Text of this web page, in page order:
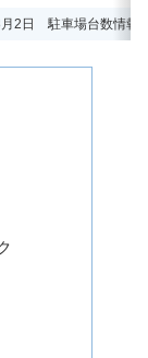
2日 駐車場台数情報